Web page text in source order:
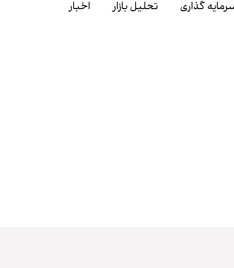
گذاری تحلیل بازار اخبار